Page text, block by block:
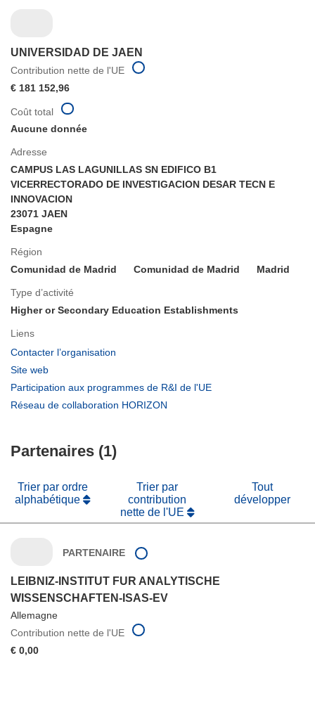
UNIVERSIDAD DE JAEN
Contribution nette de l'UE
€ 181 152,96
Adresse
CAMPUS LAS LAGUNILLAS SN EDIFICO B1
VICERRECTORADO DE INVESTIGACION DESAR TECN E
INNOVACION
23071 JAEN
Espagne
Région
Comunidad de Madrid
Comunidad de Madrid Madrid
Type d’activité
Higher or Secondary Education Establishments
Liens
Contacter l’organisation
fenêtre)
Site web
dans
une
Participation aux programmes de R&I de l'UE
Réseau de collaboration HORIZON
Coût total
Aucune donnée
Partenaires (1)
Trier par ordre
alphabétique
Trier par
contribution
nette de l'UE
Tout
développer
PARTENAIRE
LEIBNIZ-INSTITUT FUR ANALYTISCHE
WISSENSCHAFTEN-ISAS-EV
Allemagne
Contribution nette de l'UE
€ 0,00